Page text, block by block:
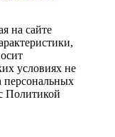
на сайте
условиях не
персональных
Политикой